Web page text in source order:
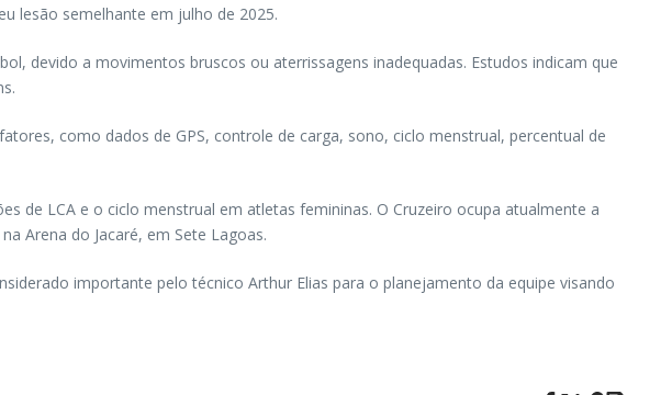
lesão semelhante em julho de 2025.
devido a movimentos bruscos ou aterrissagens inadequadas. Estudos indicam que
como dados de GPS, controle de carga, sono, ciclo menstrual, percentual de
de LCA e o ciclo menstrual em atletas femininas. O Cruzeiro ocupa atualmente a
Arena do Jacaré, em Sete Lagoas.
importante pelo técnico Arthur Elias para o planejamento da equipe visando